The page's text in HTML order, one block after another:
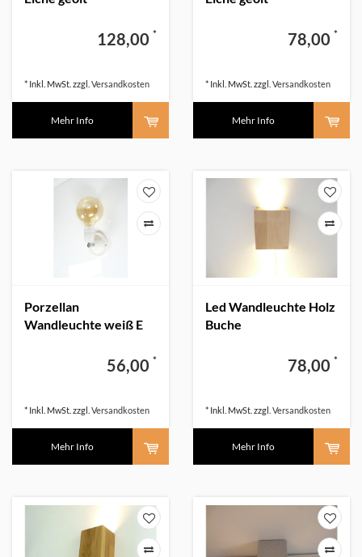
128,00 *
* Inkl. MwSt. zzgl. Versandkosten
Mehr Info
78,00 *
* Inkl. MwSt. zzgl. Versandkosten
Mehr Info
Porzellan
Wandleuchte weiß E
56,00 *
* Inkl. MwSt. zzgl. Versandkosten
Mehr Info
Led Wandleuchte Holz
Buche
78,00 *
* Inkl. MwSt. zzgl. Versandkosten
Mehr Info